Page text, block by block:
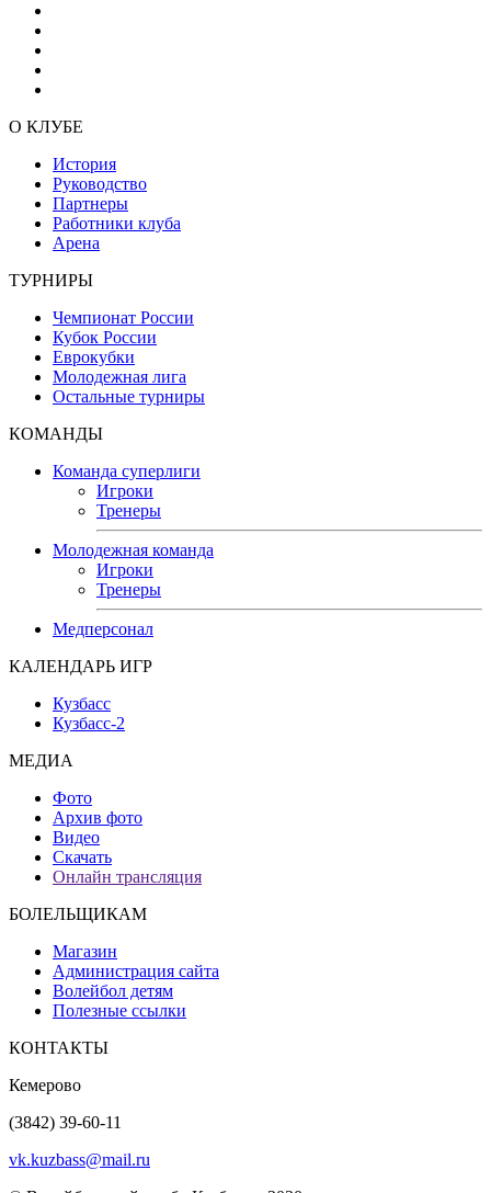
О КЛУБЕ
История
Руководство
Партнеры
Работники клуба
Арена
ТУРНИРЫ
Чемпионат России
Кубок России
Еврокубки
Молодежная лига
Остальные турниры
КОМАНДЫ
Команда суперлиги
Игроки
Тренеры
Молодежная команда
Игроки
Тренеры
Медперсонал
КАЛЕНДАРЬ ИГР
Кузбасс
Кузбасс-2
МЕДИА
Фото
Архив фото
Видео
Скачать
Онлайн трансляция
БОЛЕЛЬЩИКАМ
Магазин
Администрация сайта
Волейбол детям
Полезные ссылки
КОНТАКТЫ
Кемерово
(3842) 39-60-11
vk.kuzbass@mail.ru